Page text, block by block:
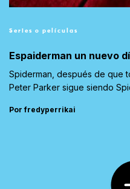
Series o películas
Espaiderman un nuevo
Spiderman, después de que
Peter Parker sigue siendo
Por fredyperrikai